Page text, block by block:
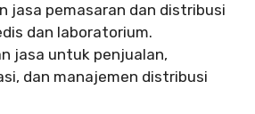
jasa pemasaran dan distribusi
dan laboratorium.
jasa untuk penjualan,
dan manajemen distribusi